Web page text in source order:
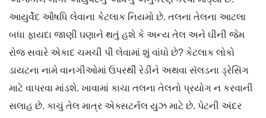
આયુર્વેદ ઔષધિ લેવાના કેટલાક નિયમો છે. તલના તેલના આટલા
બધા ફાયદા જાણી ઘણાને થતું હશે કે અન્ય તેલ અને ઘીની જેમ
રોજ સવારે એકાદ ચમચી પી લેવામાં શું વાંધો છે? કેટલાક લોકો
ડાયટના નામે વાનગીઓમાં ઉપરથી રેડીને અથવા સૅલડના ડ્રેસિંગ
માટે વાપરવા માંડશે. ખાવામાં કાચા તલના તેલનો પ્રયોગ ન કરવાની
સલાહ છે. કાચું તેલ માત્ર એક્સટર્નલ યુઝ માટે છે. પેટની અંદર